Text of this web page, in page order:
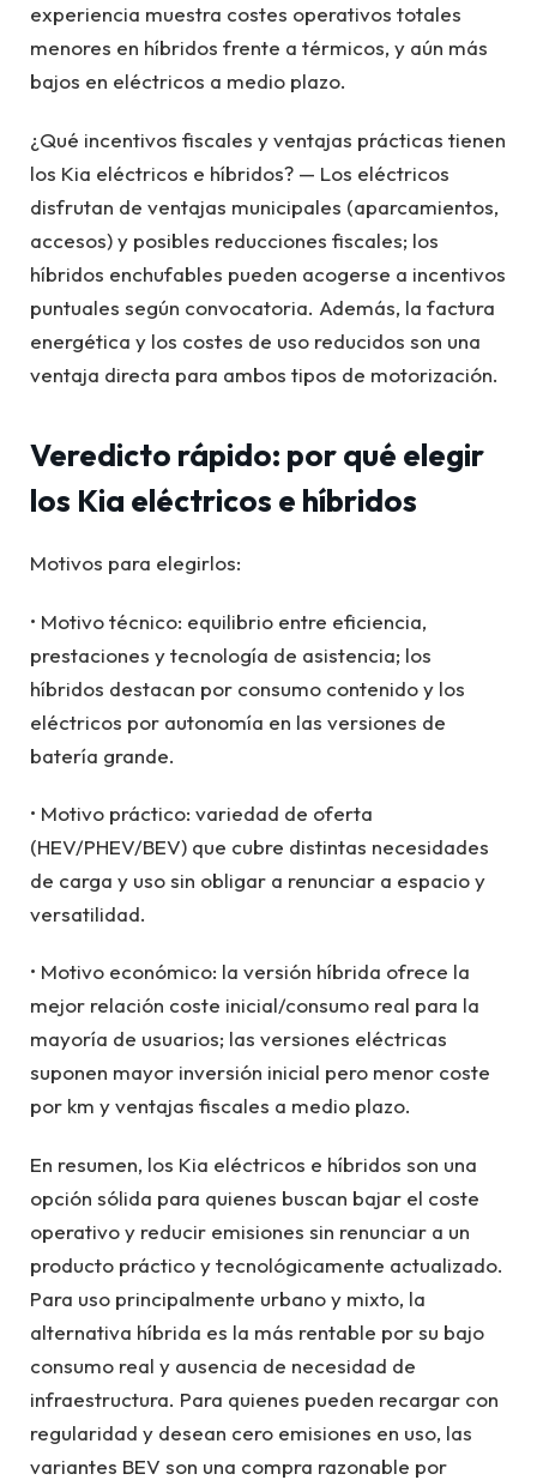
experiencia muestra costes operativos totales
menores en híbridos frente a térmicos, y aún más
bajos en eléctricos a medio plazo.
¿Qué incentivos fiscales y ventajas prácticas tienen
los Kia eléctricos e híbridos? — Los eléctricos
disfrutan de ventajas municipales (aparcamientos,
accesos) y posibles reducciones fiscales; los
híbridos enchufables pueden acogerse a incentivos
puntuales según convocatoria. Además, la factura
energética y los costes de uso reducidos son una
ventaja directa para ambos tipos de motorización.
Veredicto rápido: por qué elegir
los Kia eléctricos e híbridos
Motivos para elegirlos:
• Motivo técnico: equilibrio entre eficiencia,
prestaciones y tecnología de asistencia; los
híbridos destacan por consumo contenido y los
eléctricos por autonomía en las versiones de
batería grande.
• Motivo práctico: variedad de oferta
(HEV/PHEV/BEV) que cubre distintas necesidades
de carga y uso sin obligar a renunciar a espacio y
versatilidad.
• Motivo económico: la versión híbrida ofrece la
mejor relación coste inicial/consumo real para la
mayoría de usuarios; las versiones eléctricas
suponen mayor inversión inicial pero menor coste
por km y ventajas fiscales a medio plazo.
En resumen, los Kia eléctricos e híbridos son una
opción sólida para quienes buscan bajar el coste
operativo y reducir emisiones sin renunciar a un
producto práctico y tecnológicamente actualizado.
Para uso principalmente urbano y mixto, la
alternativa híbrida es la más rentable por su bajo
consumo real y ausencia de necesidad de
infraestructura. Para quienes pueden recargar con
regularidad y desean cero emisiones en uso, las
variantes BEV son una compra razonable por